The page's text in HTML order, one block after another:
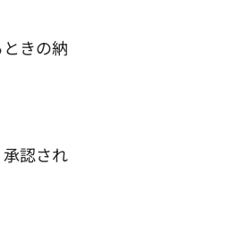
きの納
認され